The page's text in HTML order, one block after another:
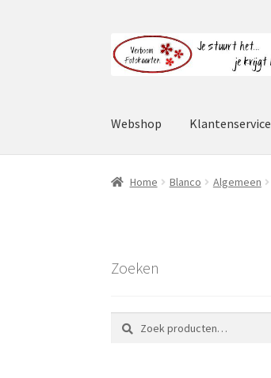
Ga
door
Ga
naar
Webshop Klantenservice
Home Blanco Algemeen
Zoeken
Zoeken
naar:
Zoeken